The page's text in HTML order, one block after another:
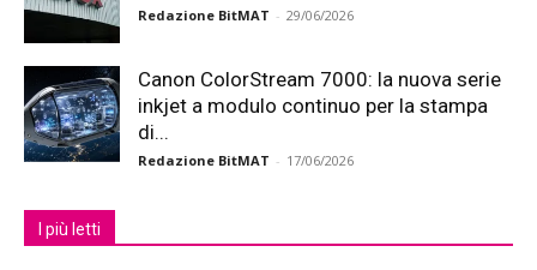
Redazione BitMAT - 29/06/2026
Canon ColorStream 7000: la nuova serie
inkjet a modulo continuo per la stampa
di...
Redazione BitMAT - 17/06/2026
I più letti